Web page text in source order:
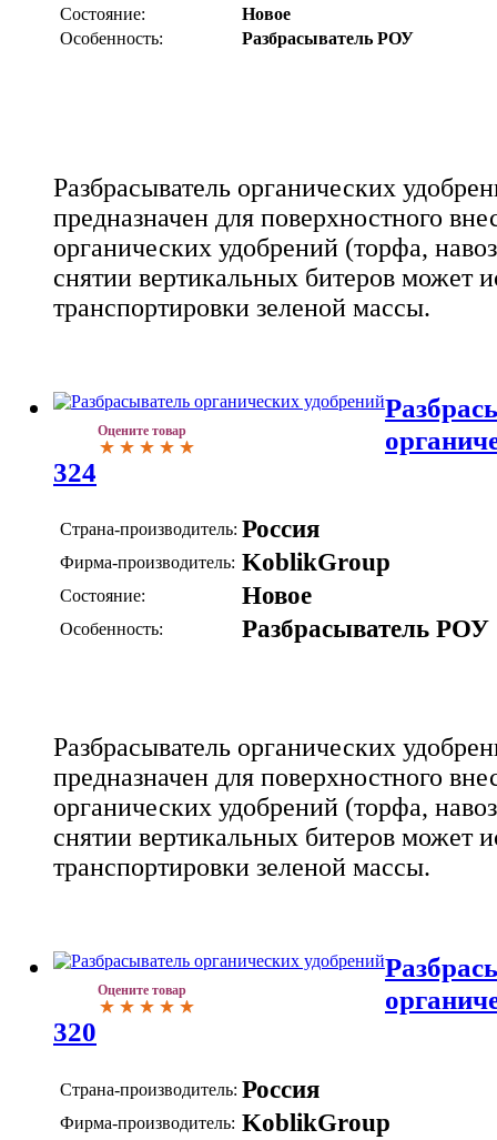
Состояние:
Новое
Особенность:
Разбрасыватель РОУ
Разбрасыватель органических
предназначен для поверхностного
органических удобрений (торфа,
снятии вертикальных битеров может
транспортировки зеленой массы.
Оцените товар
324
Страна-производитель: Россия
Фирма-производитель: KoblikGroup
Состояние: Новое
Особенность: Разбрасыватель РОУ
Разбрасыватель органических
предназначен для поверхностного
органических удобрений (торфа,
снятии вертикальных битеров может
транспортировки зеленой массы.
Оцените товар
320
Страна-производитель: Россия
Фирма-производитель: KoblikGroup